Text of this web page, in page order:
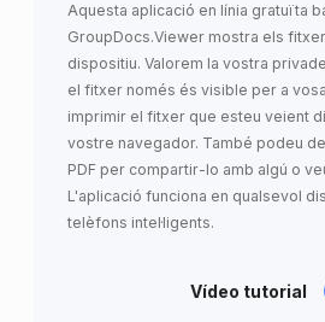
Aquesta aplicació en línia gratuïta
GroupDocs.Viewer mostra els
dispositiu. Valorem la vostra
el fitxer només és visible per a
imprimir el fitxer que esteu veient
vostre navegador. També podeu
PDF per compartir-lo amb algú o
L'aplicació funciona en qualsevol
telèfons intel·ligents.
Vídeo tutorial